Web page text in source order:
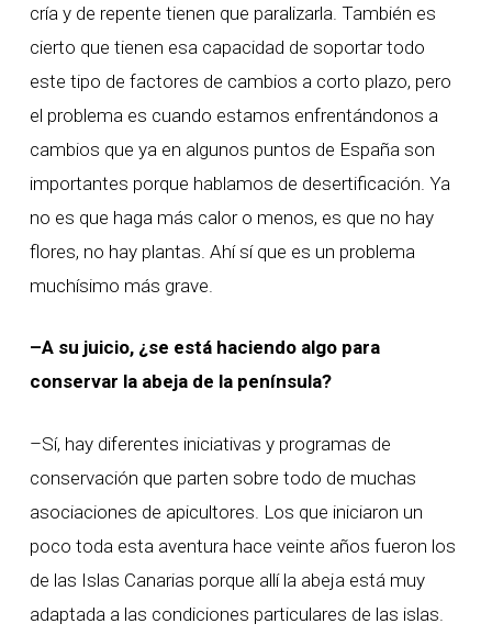
cría y de repente tienen que paralizarla. También es
cierto que tienen esa capacidad de soportar todo
este tipo de factores de cambios a corto plazo, pero
el problema es cuando estamos enfrentándonos a
cambios que ya en algunos puntos de España son
importantes porque hablamos de desertificación. Ya
no es que haga más calor o menos, es que no hay
flores, no hay plantas. Ahí sí que es un problema
muchísimo más grave.
–A su juicio, ¿se está haciendo algo para
conservar la abeja de la península?
–Sí, hay diferentes iniciativas y programas de
conservación que parten sobre todo de muchas
asociaciones de apicultores. Los que iniciaron un
poco toda esta aventura hace veinte años fueron los
de las Islas Canarias porque allí la abeja está muy
adaptada a las condiciones particulares de las islas.